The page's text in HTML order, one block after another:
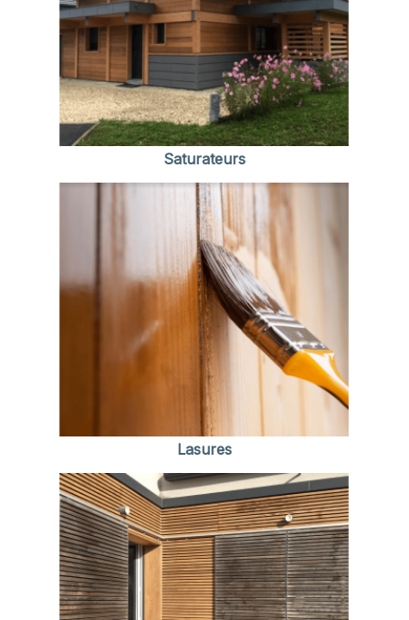
Saturateurs
Lasures